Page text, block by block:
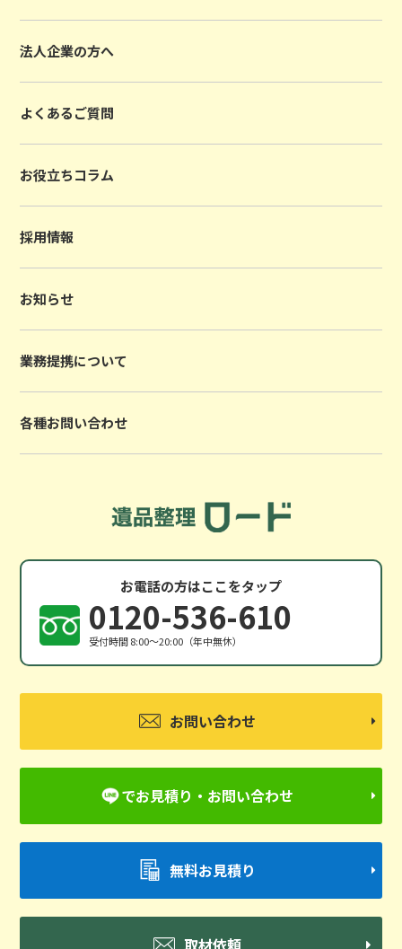
法人企業の方へ
よくあるご質問
お役立ちコラム
採用情報
お知らせ
業務提携について
各種お問い合わせ
お電話の方はここをタップ
0120-536-610
受付時間 8:00〜20:00（年中無休）
お問い合わせ
でお見積り・お問い合わせ
無料お見積り
取材依頼